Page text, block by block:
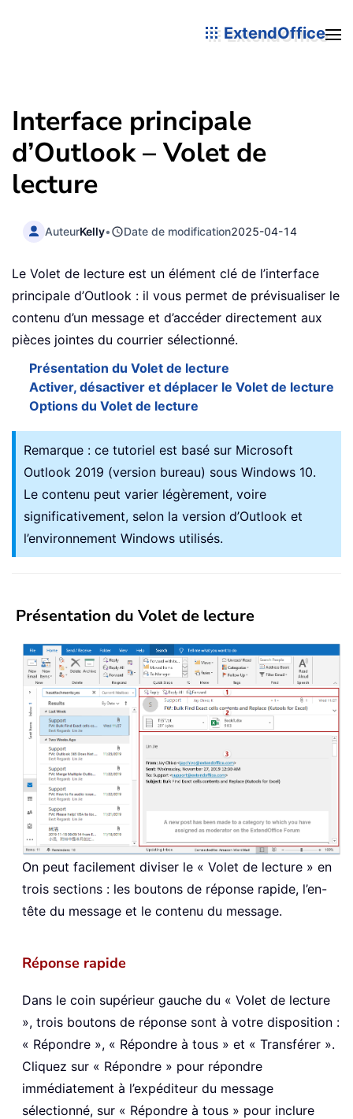
ExtendOffice
Interface principale
d’Outlook – Volet de
lecture
AuteurKelly• Date de modification2025-04-14
Le Volet de lecture est un élément clé de l’interface
principale d’Outlook : il vous permet de prévisualiser le
contenu d’un message et d’accéder directement aux
pièces jointes du courrier sélectionné.
Présentation du Volet de lecture
Activer, désactiver et déplacer le Volet de lecture
Options du Volet de lecture
Remarque : ce tutoriel est basé sur Microsoft
Outlook 2019 (version bureau) sous Windows 10.
Le contenu peut varier légèrement, voire
significativement, selon la version d’Outlook et
l’environnement Windows utilisés.
Présentation du Volet de lecture
On peut facilement diviser le « Volet de lecture » en
trois sections : les boutons de réponse rapide, l’en-
tête du message et le contenu du message.
Réponse rapide
Dans le coin supérieur gauche du « Volet de lecture
», trois boutons de réponse sont à votre disposition :
« Répondre », « Répondre à tous » et « Transférer ».
Cliquez sur « Répondre » pour répondre
immédiatement à l’expéditeur du message
sélectionné, sur « Répondre à tous » pour inclure